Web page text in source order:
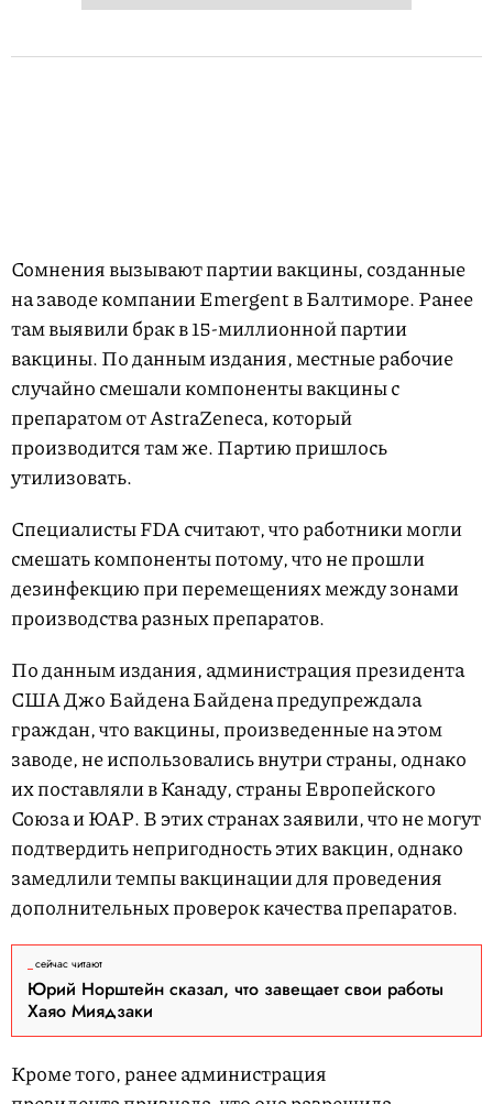
Сомнения вызывают партии вакцины, созданные
на заводе компании Emergent в Балтиморе. Ранее
там выявили брак в 15-миллионной партии
вакцины. По данным издания, местные рабочие
случайно смешали компоненты вакцины с
препаратом от AstraZeneca, который
производится там же. Партию пришлось
утилизовать.
Специалисты FDA считают, что работники могли
смешать компоненты потому, что не прошли
дезинфекцию при перемещениях между зонами
производства разных препаратов.
По данным издания, администрация президента
США Джо Байдена Байдена предупреждала
граждан, что вакцины, произведенные на этом
заводе, не использовались внутри страны, однако
их поставляли в Канаду, страны Европейского
Союза и ЮАР. В этих странах заявили, что не могут
подтвердить непригодность этих вакцин, однако
замедлили темпы вакцинации для проведения
дополнительных проверок качества препаратов.
сейчас читают
Юрий Норштейн сказал, что завещает свои работы
Хаяо Миядзаки
Кроме того, ранее администрация